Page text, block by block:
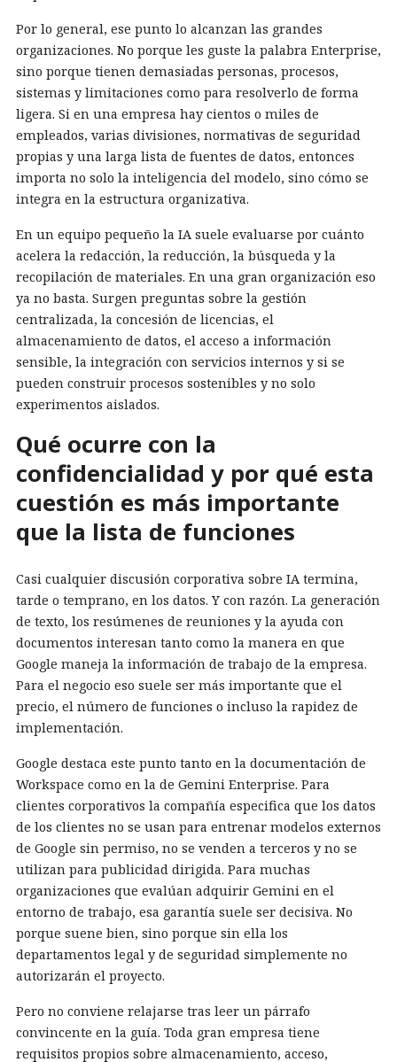
Por lo general, ese punto lo alcanzan las grandes
organizaciones. No porque les guste la palabra Enterprise,
sino porque tienen demasiadas personas, procesos,
sistemas y limitaciones como para resolverlo de forma
ligera. Si en una empresa hay cientos o miles de
empleados, varias divisiones, normativas de seguridad
propias y una larga lista de fuentes de datos, entonces
importa no solo la inteligencia del modelo, sino cómo se
integra en la estructura organizativa.
En un equipo pequeño la IA suele evaluarse por cuánto
acelera la redacción, la reducción, la búsqueda y la
recopilación de materiales. En una gran organización eso
ya no basta. Surgen preguntas sobre la gestión
centralizada, la concesión de licencias, el
almacenamiento de datos, el acceso a información
sensible, la integración con servicios internos y si se
pueden construir procesos sostenibles y no solo
experimentos aislados.
Qué ocurre con la
confidencialidad y por qué esta
cuestión es más importante
que la lista de funciones
Casi cualquier discusión corporativa sobre IA termina,
tarde o temprano, en los datos. Y con razón. La generación
de texto, los resúmenes de reuniones y la ayuda con
documentos interesan tanto como la manera en que
Google maneja la información de trabajo de la empresa.
Para el negocio eso suele ser más importante que el
precio, el número de funciones o incluso la rapidez de
implementación.
Google destaca este punto tanto en la documentación de
Workspace como en la de Gemini Enterprise. Para
clientes corporativos la compañía especifica que los datos
de los clientes no se usan para entrenar modelos externos
de Google sin permiso, no se venden a terceros y no se
utilizan para publicidad dirigida. Para muchas
organizaciones que evalúan adquirir Gemini en el
entorno de trabajo, esa garantía suele ser decisiva. No
porque suene bien, sino porque sin ella los
departamentos legal y de seguridad simplemente no
autorizarán el proyecto.
Pero no conviene relajarse tras leer un párrafo
convincente en la guía. Toda gran empresa tiene
requisitos propios sobre almacenamiento, acceso,